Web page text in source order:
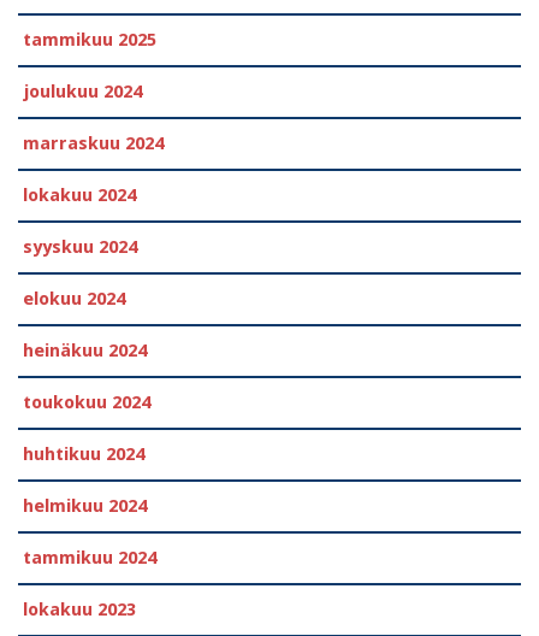
tammikuu 2025
joulukuu 2024
marraskuu 2024
lokakuu 2024
syyskuu 2024
elokuu 2024
heinäkuu 2024
toukokuu 2024
huhtikuu 2024
helmikuu 2024
tammikuu 2024
lokakuu 2023